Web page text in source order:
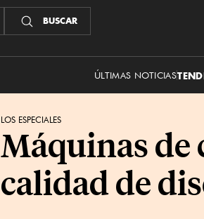
BUSCAR
ÚLTIMAS NOTICIAS
LOS ESPECIALES
Máquinas de
calidad de